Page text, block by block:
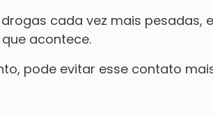
cada vez mais pesadas,
acontece.
pode evitar esse contato